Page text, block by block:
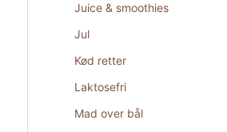
Juice & smoothies
Jul
Kød retter
Laktosefri
Mad over bål